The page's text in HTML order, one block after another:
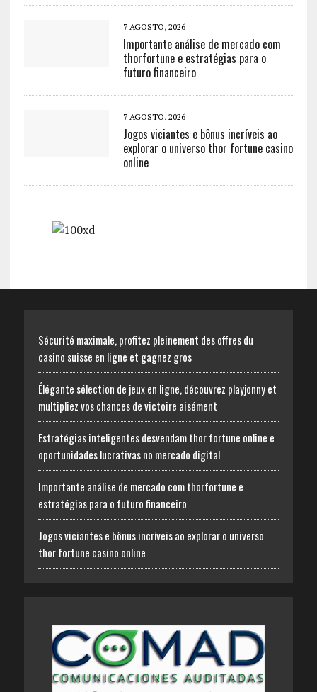
7 AGOSTO, 2026
Importante análise de mercado com
thorfortune e estratégias para o
futuro financeiro
7 AGOSTO, 2026
Jogos viciantes e bônus incríveis ao
explorar o universo thor fortune casino
online
Sécurité maximale, profitez pleinement des offres du
casino suisse en ligne et gagnez gros
Élégante sélection de jeux en ligne, découvrez playjonny et
multipliez vos chances de victoire aisément
Estratégias inteligentes desvendam thor fortune online e
oportunidades lucrativas no mercado digital
Importante análise de mercado com thorfortune e
estratégias para o futuro financeiro
Jogos viciantes e bônus incríveis ao explorar o universo
thor fortune casino online